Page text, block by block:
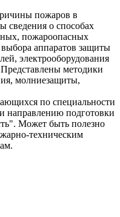
пожаров в
сведения о способах
пожароопасных
аппаратов защиты
электрооборудования
методики
молниезащиты,
по специальности
направлению подготовки
Может быть полезно
техническим